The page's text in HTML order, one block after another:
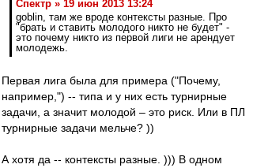
Спектр » 19 июн 2013 13:24
goblin, там же вроде контексты разные. Про
"брать и ставить молодого никто не будет" -
это почему никто из первой лиги не арендует
молодежь.
Первая лига была для примера ("Почему,
например,") -- типа и у них есть турнирные
задачи, а значит молодой – это риск. Или в ПЛ
турнирные задачи мельче? ))
А хотя да -- контексты разные. ))) В одном